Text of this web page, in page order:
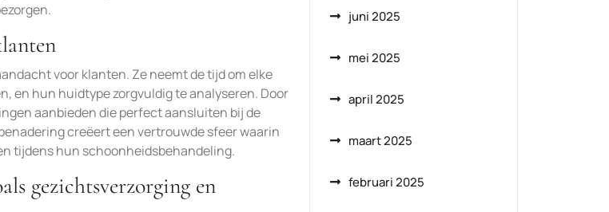
voor klanten. Ze neemt de tijd om elke
en hun huidtype zorgvuldig te analyseren. Door
aanbieden die perfect aansluiten bij de
creëert een vertrouwde sfeer waarin
tijdens hun schoonheidsbehandeling.
gezichtsverzorging en
juni 2025
mei 2025
april 2025
maart 2025
februari 2025